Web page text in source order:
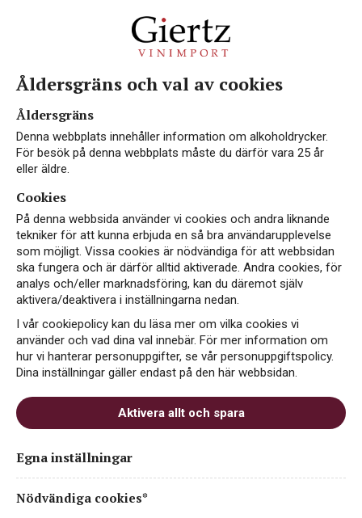
Vin från Bourgogne
Bourgogne är enligt många ett av världens
främsta områden för chardonnay och pinot noir.
Stilen är det många av världens vinmakare som
vill efterlikna – men få lyckas. Klimatet och
jordmånen gör att vinerna visar upp en ren, frisk
fruktsyra och en elegant struktur. Vingårdarna är
relativt små och ägs ofta av flera producenter,
men efterfrågan är desto större. Bourgognes
centrala delar är de två sammanhängande
områdena Côte de Nuits och Côte de Beaune som
sträcker sig knappt fem mil mellan byarna
mindre områdena Côte Chalonnaise och
Beaujolais, medan Chablis ligger utslängt 13 mil
Åldersgräns och val av cookies
Åldersgräns
Denna webbplats innehåller information om alkoholdrycker.
För besök på denna webbplats måste du därför vara 25 år
eller äldre.
Cookies
På denna webbsida använder vi cookies och andra liknande
tekniker för att kunna erbjuda en så bra användarupplevelse
som möjligt. Vissa cookies är nödvändiga för att webbsidan
ska fungera och är därför alltid aktiverade. Andra cookies, för
analys och/eller marknadsföring, kan du däremot själv
aktivera/deaktivera i inställningarna nedan.
I vår cookiepolicy kan du läsa mer om vilka cookies vi
använder och vad dina val innebär. För mer information om
hur vi hanterar personuppgifter, se vår personuppgiftspolicy.
Dina inställningar gäller endast på den här webbsidan.
Aktivera allt och spara
Egna inställningar
Nödvändiga cookies*